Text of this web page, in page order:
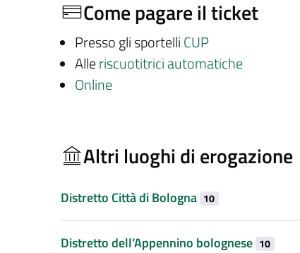
Come pagare il ticket
Presso gli sportelli CUP
Alleriscuotitrici automatiche
Online
Altri luoghi di erogazione
Distretto Città di Bologna 10
Distretto dell’Appennino bolognese 10